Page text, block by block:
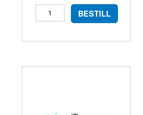
Hanna
HI981420
BESTILL